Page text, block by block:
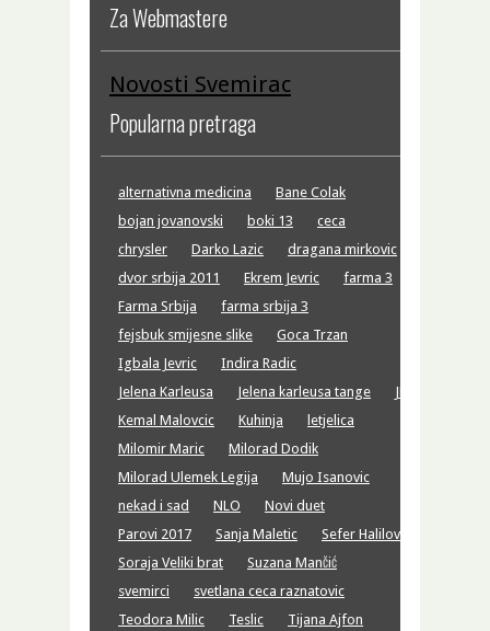
Za Webmastere
Novosti Svemirac
Popularna pretraga
alternativna medicina
Bane Colak
bojan jovanovski
boki 13
ceca
chrysler
Darko Lazic
dragana mirkovic
dvor srbija 2011
Ekrem Jevric
farma 3
Farma Srbija
farma srbija 3
fejsbuk smijesne slike
Goca Trzan
Igbala Jevric
Indira Radic
Jelena Karleusa
Jelena karleusa tange
JK
Kemal Malovcic
Kuhinja
letjelica
Milomir Maric
Milorad Dodik
Milorad Ulemek Legija
Mujo Isanovic
nekad i sad
NLO
Novi duet
Parovi 2017
Sanja Maletic
Sefer Halilović
Soraja Veliki brat
Suzana Mančić
svemirci
svetlana ceca raznatovic
Teodora Milic
Teslic Tijana Ajfon